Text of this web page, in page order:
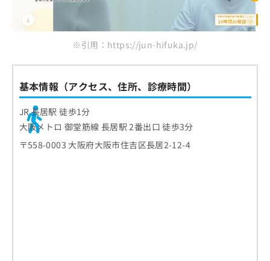
※引用：https://jun-hifuka.jp/
基本情報（アクセス、住所、診療時間）
JR 長居駅 徒歩1分
大阪メトロ 御堂筋線 長居駅 2番出口 徒歩3分
〒558-0003 大阪府大阪市住吉区長居2-12-4